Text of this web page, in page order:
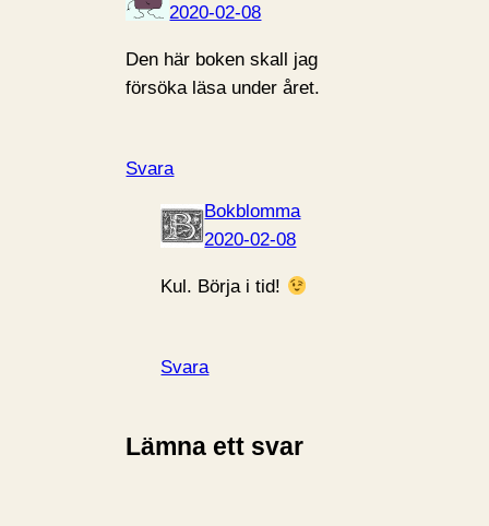
2020-02-08
Den här boken skall jag
försöka läsa under året.
Svara
Bokblomma
2020-02-08
Kul. Börja i tid!
Svara
Lämna ett svar